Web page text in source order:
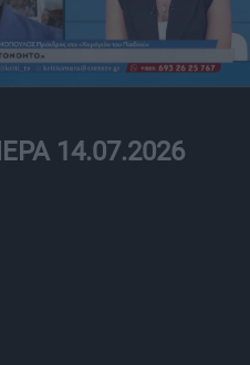
14.07.2026